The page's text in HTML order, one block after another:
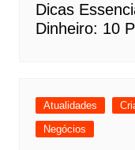
Dicas
Dinheiro: 10
Atualidades
Negócios